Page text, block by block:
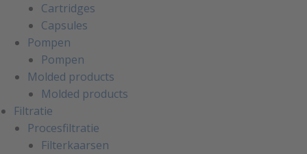
Cartridges
Capsules
Pompen
Pompen
Molded products
Molded products
Filtratie
Procesfiltratie
Filterkaarsen